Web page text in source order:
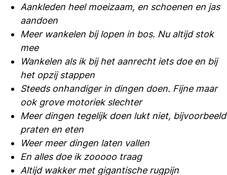
Aankleden heel moeizaam, en schoenen en jas
aandoen
Meer wankelen bij lopen in bos. Nu altijd stok
mee
Wankelen als ik bij het aanrecht iets doe en bij
het opzij stappen
Steeds onhandiger in dingen doen. Fijne maar
ook grove motoriek slechter
Meer dingen tegelijk doen lukt niet, bijvoorbeeld
praten en eten
Weer meer dingen laten vallen
En alles doe ik zooooo traag
Altijd wakker met gigantische rugpijn